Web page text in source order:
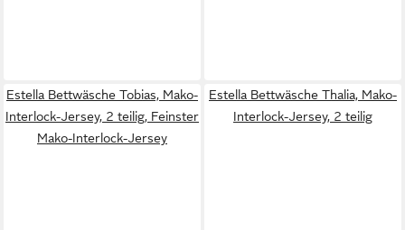
Estella Bettwäsche Tobias, Mako-
Interlock-Jersey, 2 teilig, Feinster
Mako-Interlock-Jersey
Estella Bettwäsche Thalia, Mako-
Interlock-Jersey, 2 teilig